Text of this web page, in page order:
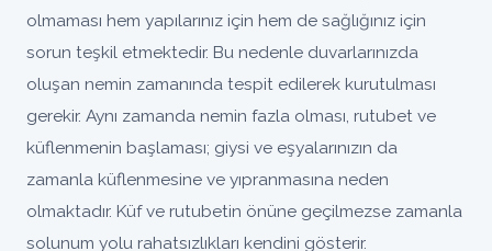
olmaması hem yapılarınız için hem de sağlığınız için
sorun teşkil etmektedir. Bu nedenle duvarlarınızda
oluşan nemin zamanında tespit edilerek kurutulması
gerekir. Aynı zamanda nemin fazla olması, rutubet ve
küflenmenin başlaması; giysi ve eşyalarınızın da
zamanla küflenmesine ve yıpranmasına neden
olmaktadır. Küf ve rutubetin önüne geçilmezse zamanla
solunum yolu rahatsızlıkları kendini gösterir.